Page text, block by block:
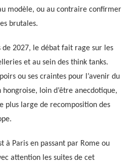
modèle, ou au contraire confirmer
brutales.
de 2027, le débat fait rage sur les
et au sein des think tanks.
ou ses craintes pour l’avenir du
loin d’être anecdotique,
plus large de recomposition des
à Paris en passant par Rome ou
attention les suites de cet